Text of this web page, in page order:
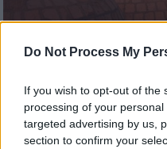
Do Not Process My
If you wish to opt-out of the
processing of your
targeted advertising by us,
section to confirm your
Travel|03.10.2023 07:30
Tο Ουζμπεκιστάν,
ανθρώπινου
κεντρικής Ασίας